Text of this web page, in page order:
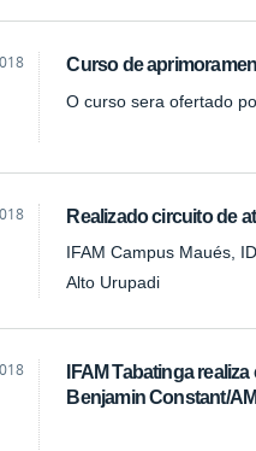
Curso de
O curso sera ofertado
Realizado circuito de
IFAM Campus Maués,
Alto Urupadi
IFAM Tabatinga
Benjamin Constant/AM